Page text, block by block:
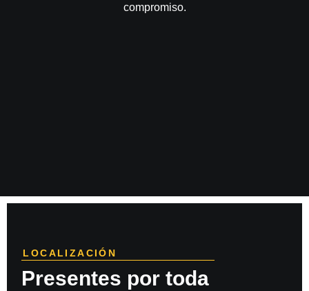
compromiso.
LOCALIZACIÓN
Presentes por toda